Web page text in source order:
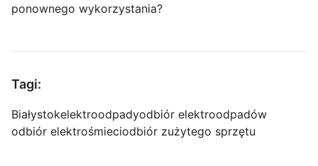
ponownego wykorzystania?
Tagi:
Białystokelektroodpadyodbiór elektroodpadów
odbiór elektrośmieciodbiór zużytego sprzętu